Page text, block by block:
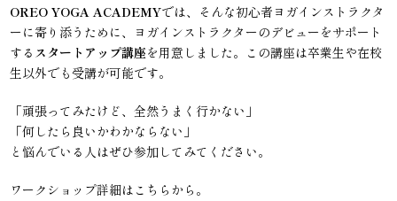
OREO YOGA ACADEMYでは、そんな初心者ヨガインストラクタ
ーに寄り添うために、ヨガインストラクターのデビューをサポート
する スタートアップ講座を用意しました。この講座は卒業生や在校
生以外でも受講が可能です。
「頑張ってみたけど、全然うまく行かない」
「何したら良いかわかならない」
と悩んでいる人はぜひ参加してみてください。
ワークショップ詳細は こちら から。